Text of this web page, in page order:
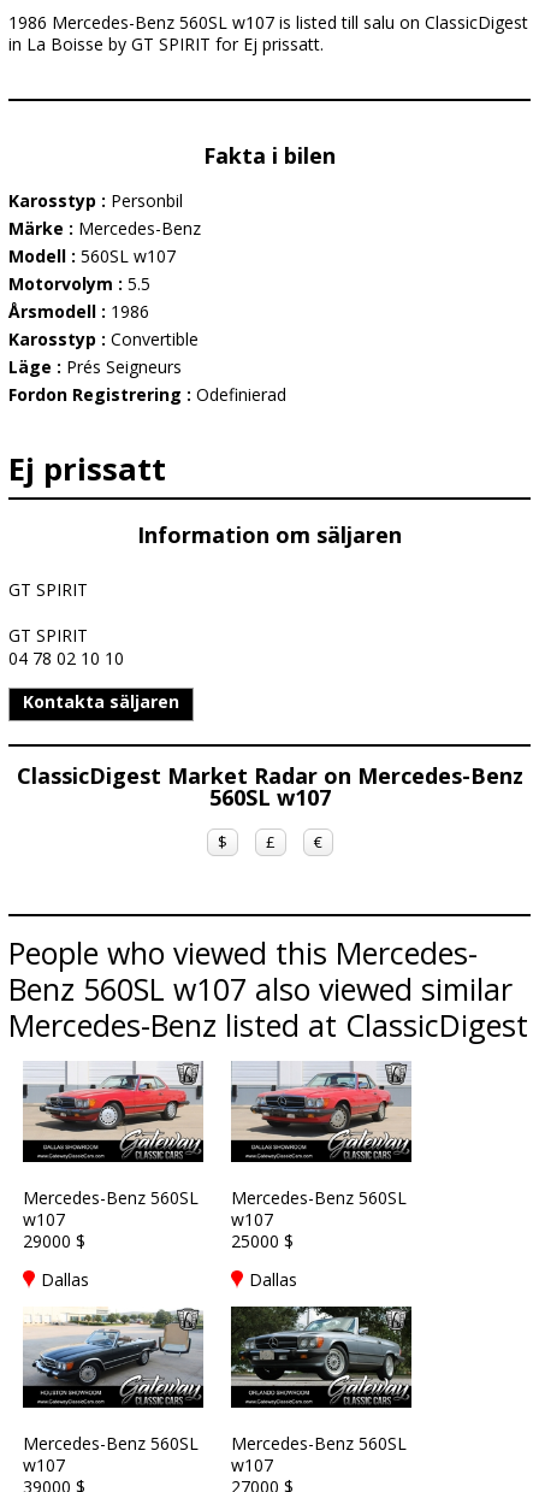
1986 Mercedes-Benz 560SL w107 is listed till salu on ClassicDigest
in La Boisse by GT SPIRIT for Ej prissatt.
Fakta i bilen
Karosstyp : Personbil
Märke : Mercedes-Benz
Modell : 560SL w107
Motorvolym : 5.5
Årsmodell : 1986
Karosstyp : Convertible
Läge : Prés Seigneurs
Fordon Registrering : Odefinierad
Ej prissatt
Information om säljaren
GT SPIRIT
GT SPIRIT
04 78 02 10 10
Kontakta säljaren
ClassicDigest Market Radar on Mercedes-Benz
560SL w107
$ £ €
People who viewed this Mercedes-
Benz 560SL w107 also viewed similar
Mercedes-Benz listed at ClassicDigest
Mercedes-Benz 560SL
w107
29000 $
Dallas
Mercedes-Benz 560SL
w107
25000 $
Dallas
Mercedes-Benz 560SL
w107
39000 $
Mercedes-Benz 560SL
w107
27000 $